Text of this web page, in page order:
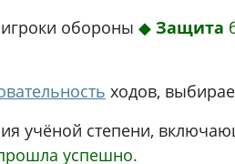
обороны ◆ Защита
ходов,
учёной степени,
успешно.